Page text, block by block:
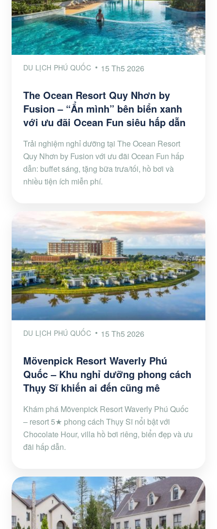
DU LỊCH PHÚ QUỐC 15 Th5 2026
The Ocean Resort Quy Nhơn by
Fusion – “Ẩn mình” bên biển xanh
với ưu đãi Ocean Fun siêu hấp dẫn
Trải nghiệm nghỉ dưỡng tại The Ocean Resort
Quy Nhơn by Fusion với ưu đãi Ocean Fun hấp
dẫn: buffet sáng, tặng bữa trưa/tối, hồ bơi và
nhiều tiện ích miễn phí.
DU LỊCH PHÚ QUỐC 15 Th5 2026
Mövenpick Resort Waverly Phú
Quốc – Khu nghỉ dưỡng phong cách
Thụy Sĩ khiến ai đến cũng mê
Khám phá Mövenpick Resort Waverly Phú Quốc
– resort 5★ phong cách Thụy Sĩ nổi bật với
Chocolate Hour, villa hồ bơi riêng, biển đẹp và ưu
đãi hấp dẫn.